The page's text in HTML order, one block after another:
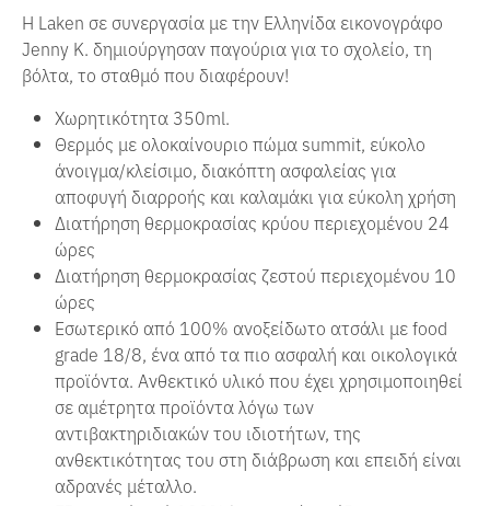
Η Laken σε συνεργασία με την Ελληνίδα εικονογράφο
Jenny Κ. δημιούργησαν παγούρια για το σχολείο, τη
βόλτα, το σταθμό που διαφέρουν!
Χωρητικότητα 350ml.
Θερμός με ολοκαίνουριο πώμα summit, εύκολο
άνοιγμα/κλείσιμο, διακόπτη ασφαλείας για
αποφυγή διαρροής και καλαμάκι για εύκολη χρήση
Διατήρηση θερμοκρασίας κρύου περιεχομένου 24
ώρες
Διατήρηση θερμοκρασίας ζεστού περιεχομένου 10
ώρες
Εσωτερικό από 100% ανοξείδωτο ατσάλι με food
grade 18/8, ένα από τα πιο ασφαλή και οικολογικά
προϊόντα. Ανθεκτικό υλικό που έχει χρησιμοποιηθεί
σε αμέτρητα προϊόντα λόγω των
αντιβακτηριδιακών του ιδιοτήτων, της
ανθεκτικότητας του στη διάβρωση και επειδή είναι
αδρανές μέταλλο.